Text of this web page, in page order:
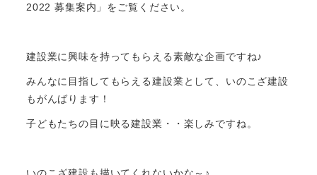
2022 募集案内」をご覧ください。
建設業に興味を持ってもらえる素敵な企画ですね♪
みんなに目指してもらえる建設業として、いのこざ建設
もがんばります！
子どもたちの目に映る建設業・・楽しみですね。
いのこざ建設も描いてくれないかな～♪